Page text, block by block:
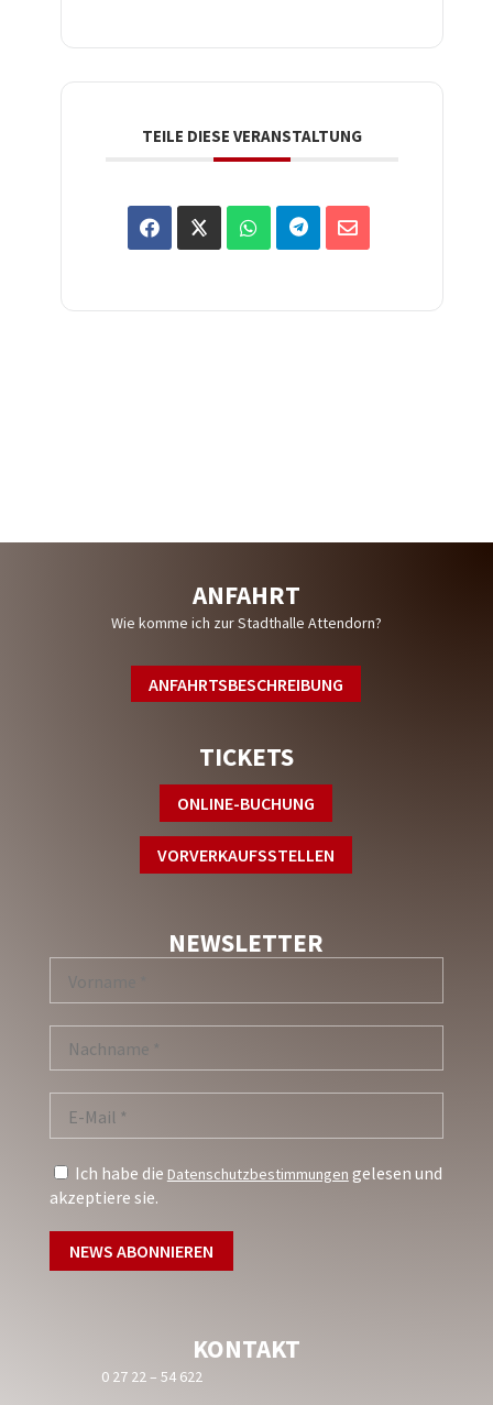
TEILE DIESE VERANSTALTUNG
ANFAHRT
Wie komme ich zur Stadthalle Attendorn?
ANFAHRTSBESCHREIBUNG
TICKETS
ONLINE-BUCHUNG
VORVERKAUFSSTELLEN
NEWSLETTER
Ich habe die Datenschutzbestimmungen gelesen und
akzeptiere sie.
KONTAKT
0 27 22 – 54 622